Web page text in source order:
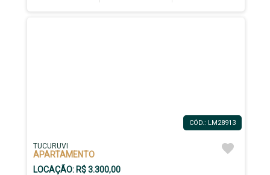
CÓD.: LM28913
TUCURUVI
APARTAMENTO
LOCAÇÃO: R$ 3.300,00